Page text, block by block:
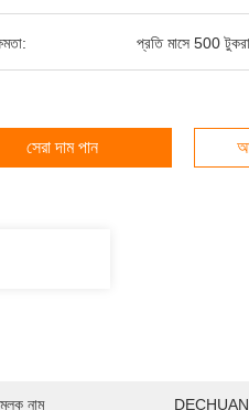
প্রতি মাসে 500 টুকরা
সেরা দাম পান
নাম DECHUAN